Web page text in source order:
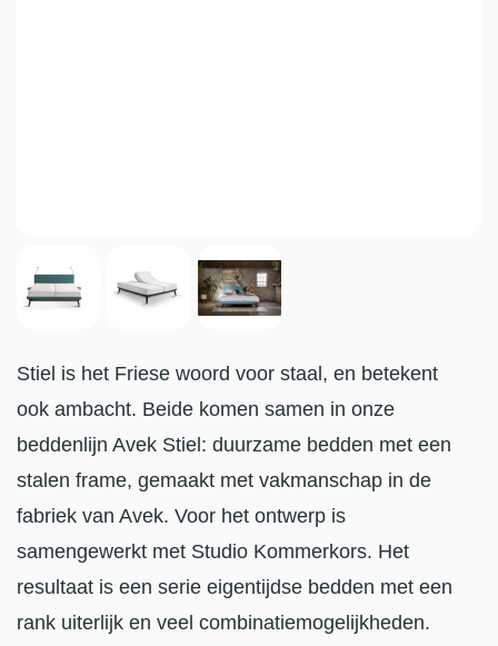
Stiel is het Friese woord voor staal, en betekent
ook ambacht. Beide komen samen in onze
beddenlijn Avek Stiel: duurzame bedden met een
stalen frame, gemaakt met vakmanschap in de
fabriek van Avek. Voor het ontwerp is
samengewerkt met Studio Kommerkors. Het
resultaat is een serie eigentijdse bedden met een
rank uiterlijk en veel combinatiemogelijkheden.